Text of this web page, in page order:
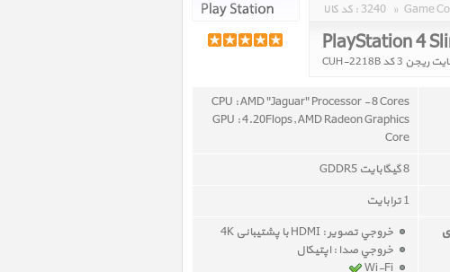
کد کالا : 3240 »
PlayStation 4
CPU : AMD "Jaguar" Processor - 8 Cores
GPU : 4.20Flops, AMD Radeon Graphics
Core
8 گیگابایت GDDR5
1 ترابایت
خروجي تصوير : HDMI با پشتیبانی 4K
خروجي صدا : اپتیکال